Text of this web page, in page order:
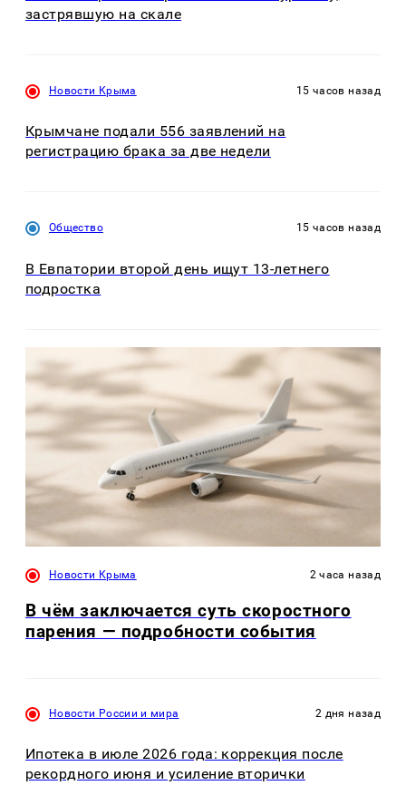
застрявшую на скале
Новости Крыма 15 часов назад
Крымчане подали 556 заявлений на
регистрацию брака за две недели
Общество 15 часов назад
В Евпатории второй день ищут 13-летнего
подростка
Новости Крыма 2 часа назад
В чём заключается суть скоростного
парения — подробности события
Новости России и мира 2 дня назад
Ипотека в июле 2026 года: коррекция после
рекордного июня и усиление вторички